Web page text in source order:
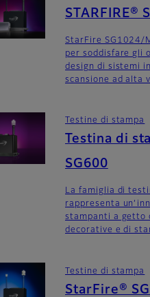
STARFIRE®
StarFire SG1024/
per soddisfare gli
design di sistemi
scansione ad alta
Testine di stampa
Testina di
SG600
La famiglia di
rappresenta
stampanti a getto
decorative e di
Testine di stampa
StarFire®